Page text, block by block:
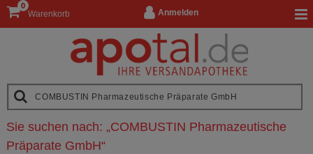
Anmelden
Warenkorb
0
Sie suchen nach: „COMBUSTIN Pharmazeutische
Präparate GmbH“